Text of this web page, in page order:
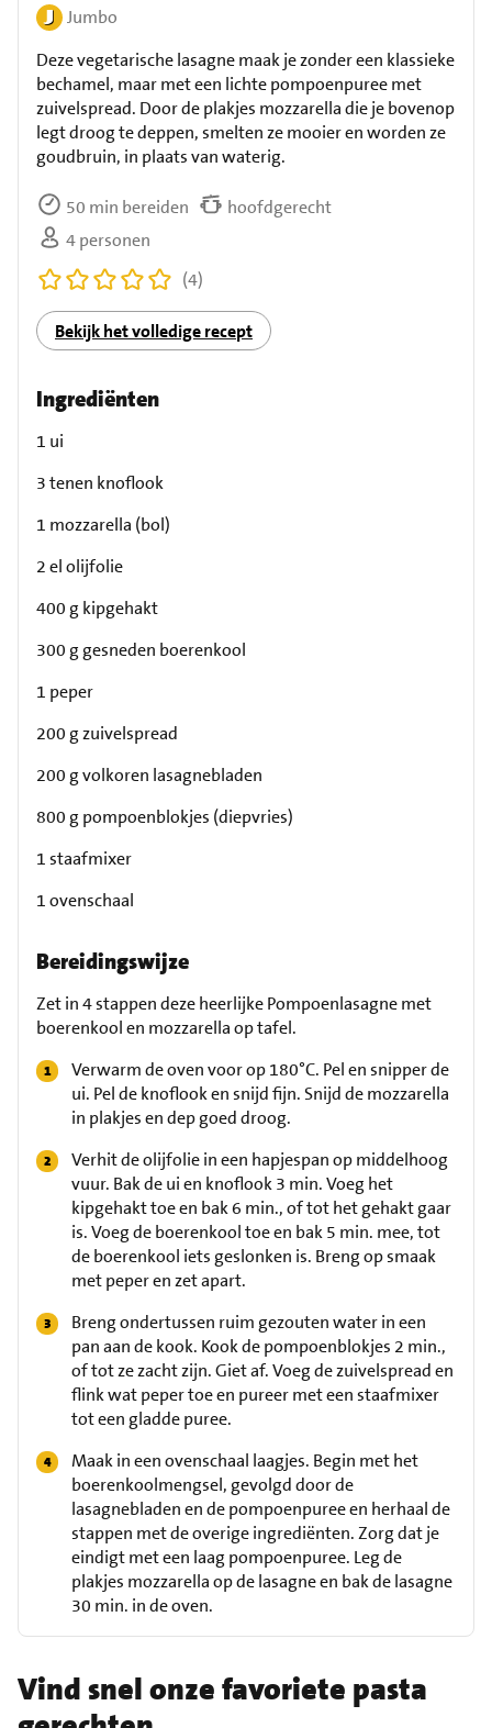
Jumbo
Deze vegetarische lasagne maak je zonder een klassieke
bechamel, maar met een lichte pompoenpuree met
zuivelspread. Door de plakjes mozzarella die je bovenop
legt droog te deppen, smelten ze mooier en worden ze
goudbruin, in plaats van waterig.
50 min bereiden
hoofdgerecht
4 personen
(4)
Bekijk het volledige recept
Ingrediënten
1 ui
3 tenen knoflook
1 mozzarella (bol)
2 el olijfolie
400 g kipgehakt
300 g gesneden boerenkool
1 peper
200 g zuivelspread
200 g volkoren lasagnebladen
800 g pompoenblokjes (diepvries)
1 staafmixer
1 ovenschaal
Bereidingswijze
Zet in 4 stappen deze heerlijke Pompoenlasagne met
boerenkool en mozzarella op tafel.
Verwarm de oven voor op 180°C. Pel en snipper de
ui. Pel de knoflook en snijd fijn. Snijd de mozzarella
in plakjes en dep goed droog.
Verhit de olijfolie in een hapjespan op middelhoog
vuur. Bak de ui en knoflook 3 min. Voeg het
kipgehakt toe en bak 6 min., of tot het gehakt gaar
is. Voeg de boerenkool toe en bak 5 min. mee, tot
de boerenkool iets geslonken is. Breng op smaak
met peper en zet apart.
Breng ondertussen ruim gezouten water in een
pan aan de kook. Kook de pompoenblokjes 2 min.,
of tot ze zacht zijn. Giet af. Voeg de zuivelspread en
flink wat peper toe en pureer met een staafmixer
tot een gladde puree.
Maak in een ovenschaal laagjes. Begin met het
boerenkoolmengsel, gevolgd door de
lasagnebladen en de pompoenpuree en herhaal de
stappen met de overige ingrediënten. Zorg dat je
eindigt met een laag pompoenpuree. Leg de
plakjes mozzarella op de lasagne en bak de lasagne
30 min. in de oven.
Vind snel onze favoriete pasta